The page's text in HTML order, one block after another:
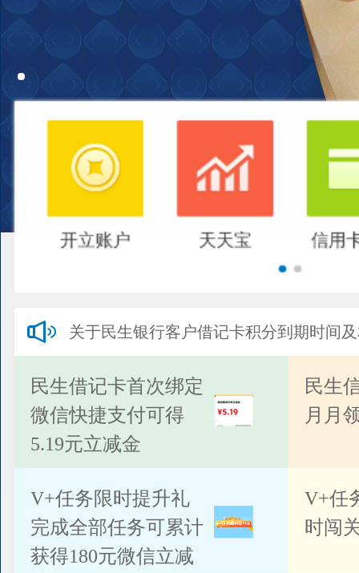
开立账户 天天宝 信用
关于民生银行客户借记卡积分到期时间
公告
民生借记卡首次绑定
微信快捷支付可得
5.19元立减金
民生
月月
V+任务限时提升礼
完成全部任务可累计
获得180元微信立减
V+任
时闯